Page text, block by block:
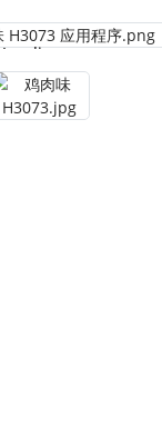
Loading...
Loading...